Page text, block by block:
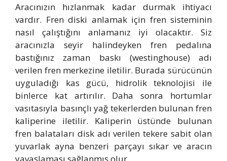
Aracınızın hızlanmak kadar durmak ihtiyacı
vardır. Fren diski anlamak için fren sisteminin
nasıl çalıştığını anlamanız iyi olacaktır. Siz
aracınızla seyir halindeyken fren pedalına
bastığınız zaman baskı (westinghouse) adı
verilen fren merkezine iletilir. Burada sürücünün
uyguladığı kas gücü, hidrolik teknolojisi ile
binlerce kat artırılır. Daha sonra hortumlar
vasıtasıyla basınçlı yağ tekerlerden bulunan fren
kaliperine iletilir. Kaliperin üstünde bulunan
fren balataları disk adı verilen tekere sabit olan
yuvarlak ayna benzeri parçayı sıkar ve aracın
yavaşlaması sağlanmış olur.